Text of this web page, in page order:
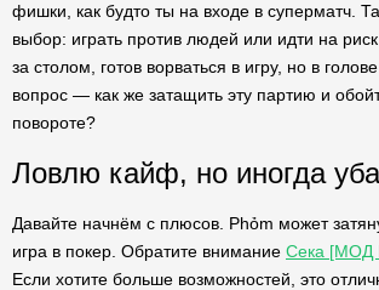
фишки, как будто ты на входе в суперматч.
выбор: играть против людей или идти на
за столом, готов ворваться в игру, но в
вопрос — как же затащить эту партию и
повороте?
Ловлю кайф, но иногда
Давайте начнём с плюсов. Phỏm может
игра в покер. Обратите внимание Сека [МОД
Если хотите больше возможностей, это